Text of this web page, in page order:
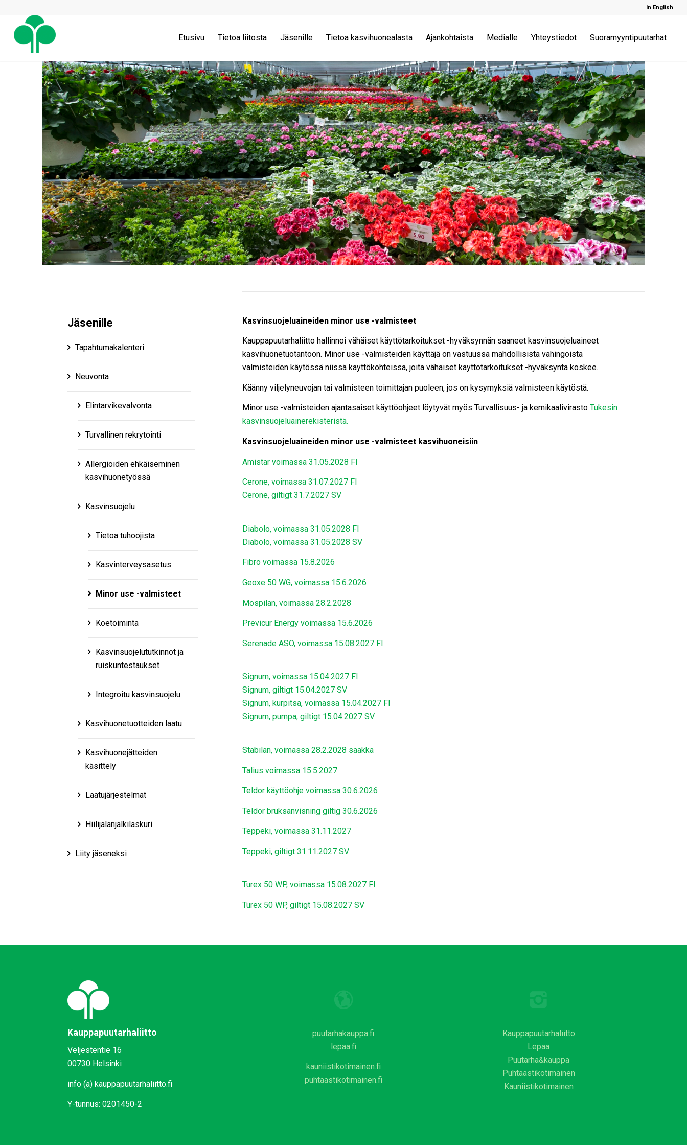
In English
Etusivu Tietoa liitosta Jäsenille Tietoa kasvihuonealasta Ajankohtaista Medialle Yhteystiedot Suoramyyntipuutarhat
Kasvinsuojeluaineiden minor use -valmisteet
Kauppapuutarhaliitto hallinnoi vähäiset käyttötarkoitukset -hyväksynnän saaneet kasvinsuojeluaineet
kasvihuonetuotantoon. Minor use -valmisteiden käyttäjä on vastuussa mahdollisista vahingoista
valmisteiden käytössä niissä käyttökohteissa, joita vähäiset käyttötarkoitukset -hyväksyntä koskee.
Käänny viljelyneuvojan tai valmisteen toimittajan puoleen, jos on kysymyksiä valmisteen käytöstä.
Minor use -valmisteiden ajantasaiset käyttöohjeet löytyvät myös Turvallisuus- ja kemikaalivirasto Tukesin
kasvinsuojeluainerekisteristä.
Kasvinsuojeluaineiden minor use -valmisteet kasvihuoneisiin
Amistar voimassa 31.05.2028 FI
Cerone, voimassa 31.07.2027 FI
Cerone, giltigt 31.7.2027 SV
Diabolo, voimassa 31.05.2028 FI
Diabolo, voimassa 31.05.2028 SV
Fibro voimassa 15.8.2026
Geoxe 50 WG, voimassa 15.6.2026
Mospilan, voimassa 28.2.2028
Previcur Energy voimassa 15.6.2026
Serenade ASO, voimassa 15.08.2027 FI
Signum, voimassa 15.04.2027 FI
Signum, giltigt 15.04.2027 SV
Signum, kurpitsa, voimassa 15.04.2027 FI
Signum, pumpa, giltigt 15.04.2027 SV
Stabilan, voimassa 28.2.2028 saakka
Talius voimassa 15.5.2027
Teldor käyttöohje voimassa 30.6.2026
Teldor bruksanvisning giltig 30.6.2026
Teppeki, voimassa 31.11.2027
Teppeki, giltigt 31.11.2027 SV
Turex 50 WP, voimassa 15.08.2027 FI
Turex 50 WP, giltigt 15.08.2027 SV
Jäsenille
Tapahtumakalenteri
Neuvonta
Elintarvikevalvonta
Turvallinen rekrytointi
Allergioiden ehkäiseminen
kasvihuonetyössä
Kasvinsuojelu
Tietoa tuhoojista
Kasvinterveysasetus
Minor use -valmisteet
Koetoiminta
Kasvinsuojelututkinnot ja
ruiskuntestaukset
Integroitu kasvinsuojelu
Kasvihuonetuotteiden laatu
Kasvihuonejätteiden
käsittely
Laatujärjestelmät
Hiilijalanjälkilaskuri
Liity jäseneksi
Kauppapuutarhaliitto
Veljestentie 16
00730 Helsinki
info (a) kauppapuutarhaliitto.fi
Y-tunnus: 0201450-2
puutarhakauppa.fi
lepaa.fi
kauniistikotimainen.fi
puhtaastikotimainen.fi
Kauppapuutarhaliitto
Lepaa
Puutarha&kauppa
Puhtaastikotimainen
Kauniistikotimainen